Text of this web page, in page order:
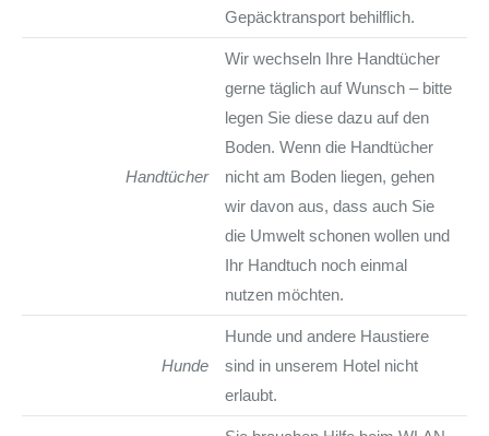
Gepäcktransport behilflich.
Handtücher
Wir wechseln Ihre Handtücher
gerne täglich auf Wunsch – bitte
legen Sie diese dazu auf den
Boden. Wenn die Handtücher
nicht am Boden liegen, gehen
wir davon aus, dass auch Sie
die Umwelt schonen wollen und
Ihr Handtuch noch einmal
nutzen möchten.
Hunde
Hunde und andere Haustiere
sind in unserem Hotel nicht
erlaubt.